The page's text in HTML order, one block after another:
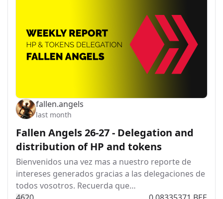
fallen.angels
last month
Fallen Angels 26-27 - Delegation and
distribution of HP and tokens
Bienvenidos una vez mas a nuestro reporte de
intereses generados gracias a las delegaciones de
todos vosotros. Recuerda que…